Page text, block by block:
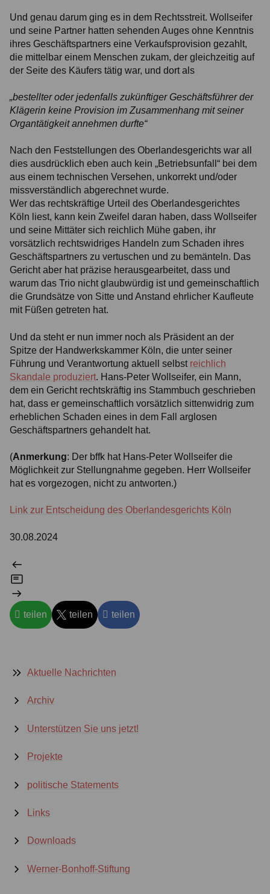
Und genau darum ging es in dem Rechtsstreit. Wollseifer
und seine Partner hatten sehenden Auges ohne Kenntnis
ihres Geschäftspartners eine Verkaufsprovision gezahlt,
die mittelbar einem Menschen zukam, der gleichzeitig auf
der Seite des Käufers tätig war, und dort als
„bestellter oder jedenfalls zukünftiger Geschäftsführer der
Klägerin keine Provision im Zusammenhang mit seiner
Organtätigkeit annehmen durfte“
Nach den Feststellungen des Oberlandesgerichts war all
dies ausdrücklich eben auch kein „Betriebsunfall“ bei dem
aus einem technischen Versehen, unkorrekt und/oder
missverständlich abgerechnet wurde.
Wer das rechtskräftige Urteil des Oberlandesgerichtes
Köln liest, kann kein Zweifel daran haben, dass Wollseifer
und seine Mittäter sich reichlich Mühe gaben, ihr
vorsätzlich rechtswidriges Handeln zum Schaden ihres
Geschäftspartners zu vertuschen und zu bemänteln. Das
Gericht aber hat präzise herausgearbeitet, dass und
warum das Trio nicht glaubwürdig ist und gemeinschaftlich
die Grundsätze von Sitte und Anstand ehrlicher Kaufleute
mit Füßen getreten hat.
Und da steht er nun immer noch als Präsident an der
Spitze der Handwerkskammer Köln, die unter seiner
Führung und Verantwortung aktuell selbst reichlich
Skandale produziert. Hans-Peter Wollseifer, ein Mann,
dem ein Gericht rechtskräftig ins Stammbuch geschrieben
hat, dass er gemeinschaftlich vorsätzlich sittenwidrig zum
erheblichen Schaden eines in dem Fall arglosen
Geschäftspartners gehandelt hat.
(Anmerkung: Der bffk hat Hans-Peter Wollseifer die
Möglichkeit zur Stellungnahme gegeben. Herr Wollseifer
hat es vorgezogen, nicht zu antworten.)
Link zur Entscheidung des Oberlandesgerichts Köln
30.08.2024
teilen teilen teilen
Aktuelle Nachrichten
Archiv
Unterstützen Sie uns jetzt!
Projekte
politische Statements
Links
Downloads
Werner-Bonhoff-Stiftung